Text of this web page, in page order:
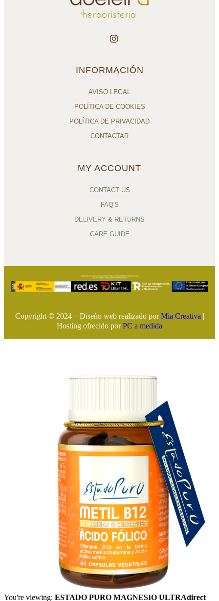
INFORMACIÓN
AVISO LEGAL
POLÍTICA DE COOKIES
POLÍTICA DE PRIVACIDAD
CONTACTAR
MY ACCOUNT
CONTACT US
FAQ'S
DELIVERY & RETURNS
CARE GUIDE
Copyright © 2024 – Diseño web realizado porMia Creativa |
Hosting ofrecido porPC a medida
You're viewing: ESTADO PURO MAGNESIO ULTRAdirect